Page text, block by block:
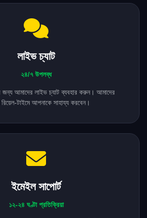
লাইভ চ্যাট
২৪/৭ উপলব্ধ
জন্য আমাদের লাইভ চ্যাট ব্যবহার করুন। আমাদের
রিয়েল-টাইমে আপনাকে সাহায্য করবেন।
ইমেইল সাপোর্ট
১২-২৪ ঘণ্টা প্রতিক্রিয়া